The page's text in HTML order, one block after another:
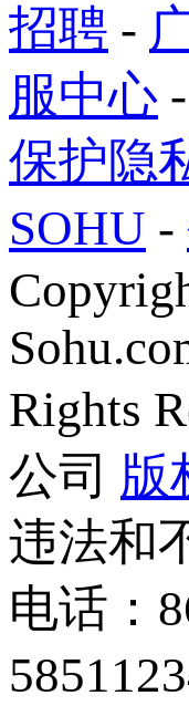
招聘 -
服中心 -
保护隐
SOHU -
Rights
公司 版
违法和
电话：